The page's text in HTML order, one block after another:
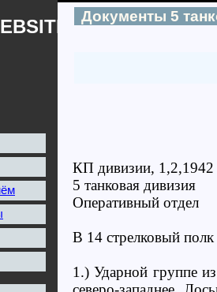
NAME
Документы 5
КП дивизии, 1,2,1942
5 танковая дивизия
Оперативный отдел
В 14 стрелковый полк
1.) Ударной группе